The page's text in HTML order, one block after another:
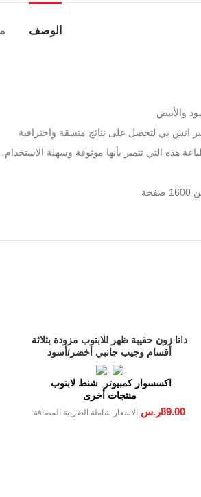
الوصف
والأبيض
بي لتحصل على نتائج متسقة واحترافية
التي تتميز بأنها موثوقة وسهلة الاستخدام،
داتا زون حقيبة ظهر للابتوب مزودة بثلاثة
أقسام وجيب جانبي أخضر/أسود
اكسسوار كمبيوتر ,شنط لابتوب
منتجات أخرى
89.00ر.س الاسعار شاملة الضريبة المضافة